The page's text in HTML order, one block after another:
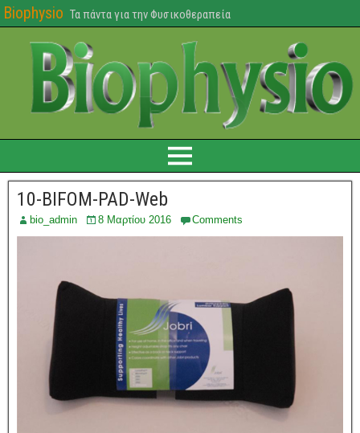
Biophysio Τα πάντα για την Φυσικοθεραπεία
10-BIFOM-PAD-Web
bio_admin 8 Μαρτίου 2016 Comments